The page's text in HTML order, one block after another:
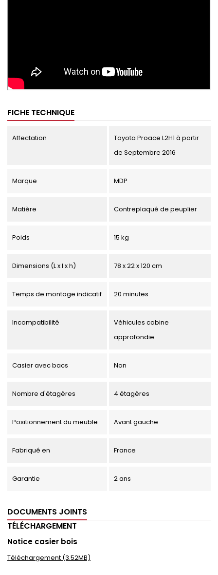
FICHE TECHNIQUE
Affectation
Toyota Proace L2H1 à partir
de Septembre 2016
Marque MDP
Matière Contreplaqué de peuplier
Poids 15 kg
Dimensions (L x l x h) 78 x 22 x 120 cm
Temps de montage indicatif 20 minutes
Incompatibilité
Véhicules cabine
approfondie
Casier avec bacs Non
Nombre d'étagères 4 étagères
Positionnement du meuble Avant gauche
Fabriqué en France
Garantie 2 ans
DOCUMENTS JOINTS
TÉLÉCHARGEMENT
Notice casier bois
Téléchargement (3.52MB)